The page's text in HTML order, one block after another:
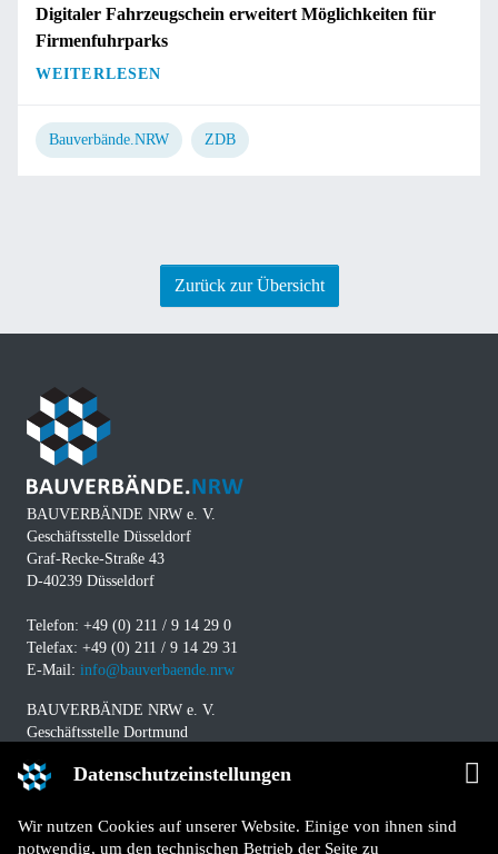
Datenschutzeinstellungen
Wir nutzen Cookies auf unserer Website. Einige von ihnen sind
notwendig, um den technischen Betrieb der Seite zu
Digitaler Fahrzeugschein erweitert Möglichkeiten für
Firmenfuhrparks
WEITERLESEN
Bauverbände.NRW ZDB
Zurück zur Übersicht
BAUVERBÄNDE NRW e. V.
Geschäftsstelle Düsseldorf
Graf-Recke-Straße 43
D-40239 Düsseldorf
Telefon: +49 (0) 211 / 9 14 29 0
Telefax: +49 (0) 211 / 9 14 29 31
E-Mail: info@bauverbaende.nrw
BAUVERBÄNDE NRW e. V.
Geschäftsstelle Dortmund
D-44141 Dortmund
Telefon: +49 (0) 231 / 94 11 580
Telefax: +49 (0) 231 / 94 11 5840